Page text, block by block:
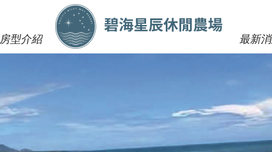
房型介紹 最新